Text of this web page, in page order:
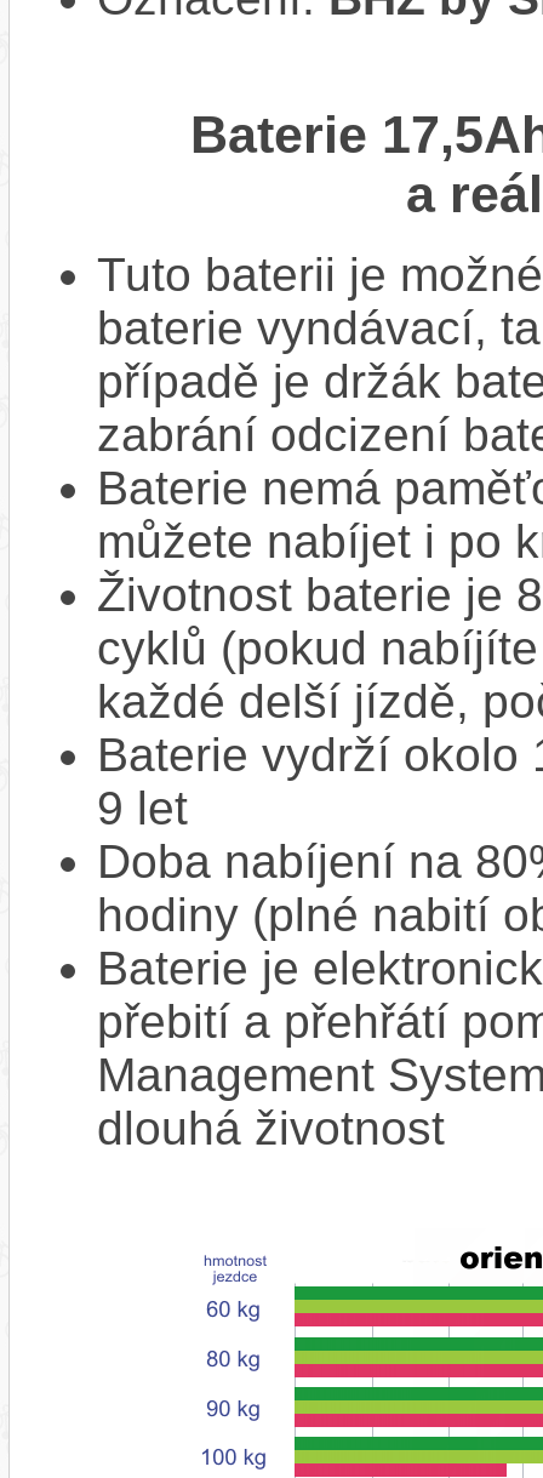
Baterie
a
Tuto baterii je
baterie vyndávací,
případě je držák
zabrání odcizení
Baterie nemá
můžete nabíjet i po
Životnost baterie je
cyklů (pokud
každé delší jízdě,
Baterie vydrží okolo
9 let
Doba nabíjení na
hodiny (plné nabití
Baterie je
přebití a přehřátí
Management
dlouhá životnost